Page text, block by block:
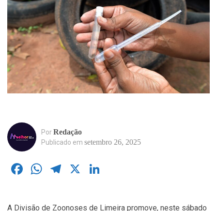
PorRedação
Publicado em setembro 26, 2025
Facebook
WhatsApp
Telegram
X
A Divisão de Zoonoses de Limeira promove, neste sábado